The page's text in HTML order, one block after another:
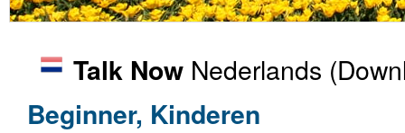
Talk Now Nederlands
Beginner, Kinderen